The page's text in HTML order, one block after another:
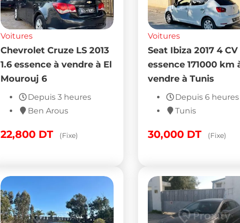
Voitures
Chevrolet Cruze LS 2013
1.6 essence à vendre à El
Mourouj 6
Depuis 3 heures
Ben Arous
22,800 DT (Fixe)
Voitures
Seat Ibiza 2017 4 CV
essence 171000 km
vendre à Tunis
Depuis 6 heures
Tunis
30,000 DT (Fixe)